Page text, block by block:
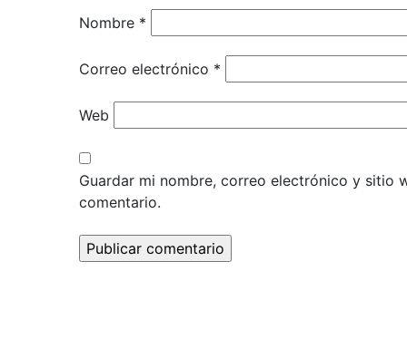
Nombre *
Correo electrónico *
Web
Guardar mi nombre, correo electrónico y sitio
comentario.